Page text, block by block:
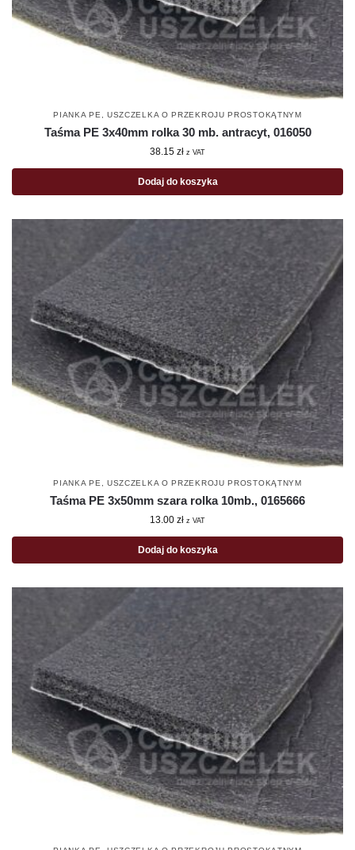
PIANKA PE USZCZELKA O PRZEKROJU PROSTOKĄTNYM
Taśma PE 3x40mm rolka 30 mb. antracyt, 016050
38.15 zł z VAT
Dodaj do koszyka
PIANKA PE USZCZELKA O PRZEKROJU PROSTOKĄTNYM
Taśma PE 3x50mm szara rolka 10mb., 0165666
13.00 zł z VAT
Dodaj do koszyka